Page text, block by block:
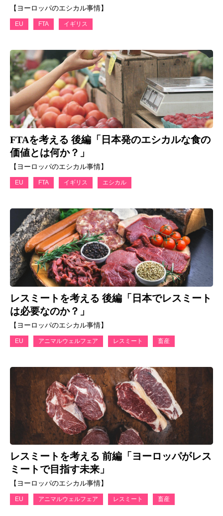
【ヨーロッパのエシカル事情】
EU FTA イギリス
FTAを考える 後編「日本発のエシカルな食の
価値とは何か？」
【ヨーロッパのエシカル事情】
EU FTA イギリス エシカル
レスミートを考える 後編「日本でレスミート
は必要なのか？」
【ヨーロッパのエシカル事情】
EU アニマルウェルフェア レスミート 畜産
レスミートを考える 前編「ヨーロッパがレス
ミートで目指す未来」
【ヨーロッパのエシカル事情】
EU アニマルウェルフェア レスミート 畜産